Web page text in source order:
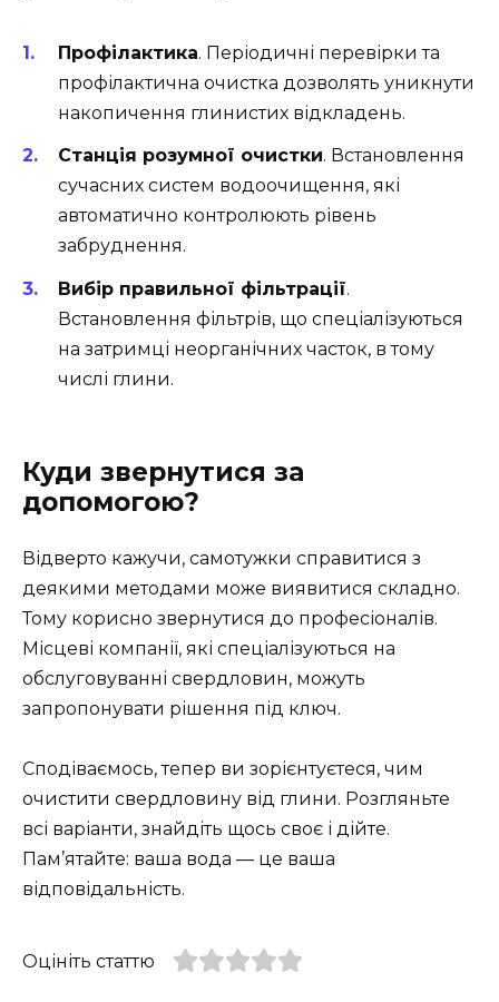
Профілактика. Періодичні перевірки та
профілактична очистка дозволять уникнути
накопичення глинистих відкладень.
Станція розумної очистки. Встановлення
сучасних систем водоочищення, які
автоматично контролюють рівень
забруднення.
Вибір правильної фільтрації.
Встановлення фільтрів, що спеціалізуються
на затримці неорганічних часток, в тому
числі глини.
Куди звернутися за
допомогою?
Відверто кажучи, самотужки справитися з
деякими методами може виявитися складно.
Тому корисно звернутися до професіоналів.
Місцеві компанії, які спеціалізуються на
обслуговуванні свердловин, можуть
запропонувати рішення під ключ.
Сподіваємось, тепер ви зорієнтуєтеся, чим
очистити свердловину від глини. Розгляньте
всі варіанти, знайдіть щось своє і дійте.
Пам’ятайте: ваша вода — це ваша
відповідальність.
Оцініть статтю